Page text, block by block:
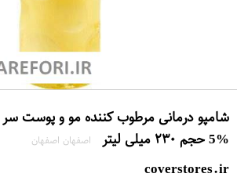
5% حجم ۲۳۰ میلی لیتر
اصفهان اصفهان
coverstores.ir